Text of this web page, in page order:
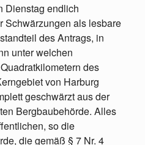
Dienstag endlich
Schwärzungen als lesbare
des Antrags, in
unter welchen
des
von Harburg
geschwärzt aus der
Bergbaubehörde. Alles
so die
die gemäß § 7 Nr. 4